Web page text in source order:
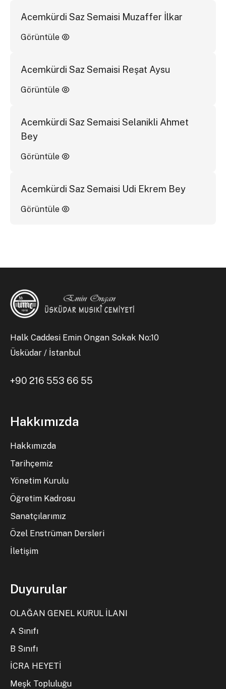
Acemkürdi Saz Semaisi Muzaffer İlkar
Görüntüle
Acemkürdi Saz Semaisi Reşat Aysu
Görüntüle
Acemkürdi Saz Semaisi Selanikli Ahmet
Bey
Görüntüle
Acemkürdi Saz Semaisi Udi Ekrem Bey
Görüntüle
Halk Caddesi Emin Ongan Sokak No:10
Üsküdar / İstanbul
+90 216 553 66 55
Hakkımızda
Hakkımızda
Tarihçemiz
Yönetim Kurulu
Öğretim Kadrosu
Sanatçılarımız
Özel Enstrüman Dersleri
İletişim
Duyurular
OLAĞAN GENEL KURUL İLANI
A Sınıfı
B Sınıfı
İCRA HEYETİ
Meşk Topluluğu